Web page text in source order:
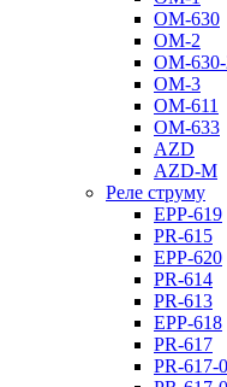
ОМ-630
ОМ-2
ОМ-
ОМ-3
ОМ-611
ОМ-633
AZD
AZD-M
Реле струму
EPP-619
PR-615
EPP-620
PR-614
PR-613
EPP-618
PR-617
PR-617-